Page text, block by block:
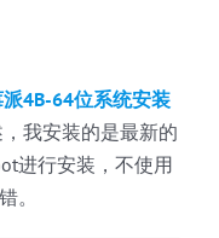
4B-64位系统安装
我安装的是最新的
进行安装，不使用
。